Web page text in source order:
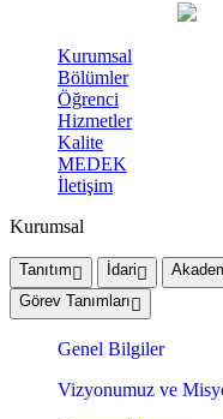
Kurumsal
Bölümler
Öğrenci
Hizmetler
Kalite
MEDEK
İletişim
Kurumsal
Tanıtım İdari
Görev Tanımları
Genel Bilgiler
Vizyonumuz ve